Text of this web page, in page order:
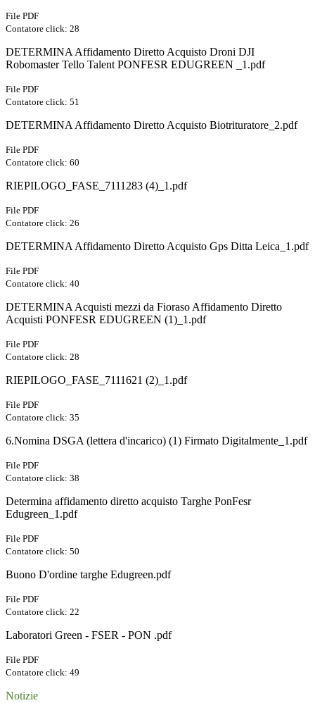
File PDF
Contatore click: 28
DETERMINA Affidamento Diretto Acquisto Droni DJI
Robomaster Tello Talent PONFESR EDUGREEN _1.pdf
File PDF
Contatore click: 51
DETERMINA Affidamento Diretto Acquisto Biotrituratore_2.pdf
File PDF
Contatore click: 60
RIEPILOGO_FASE_7111283 (4)_1.pdf
File PDF
Contatore click: 26
DETERMINA Affidamento Diretto Acquisto Gps Ditta Leica_1.pdf
File PDF
Contatore click: 40
DETERMINA Acquisti mezzi da Fioraso Affidamento Diretto
Acquisti PONFESR EDUGREEN (1)_1.pdf
File PDF
Contatore click: 28
RIEPILOGO_FASE_7111621 (2)_1.pdf
File PDF
Contatore click: 35
6.Nomina DSGA (lettera d'incarico) (1) Firmato Digitalmente_1.pdf
File PDF
Contatore click: 38
Determina affidamento diretto acquisto Targhe PonFesr
Edugreen_1.pdf
File PDF
Contatore click: 50
Buono D'ordine targhe Edugreen.pdf
File PDF
Contatore click: 22
Laboratori Green - FSER - PON .pdf
File PDF
Contatore click: 49
Notizie